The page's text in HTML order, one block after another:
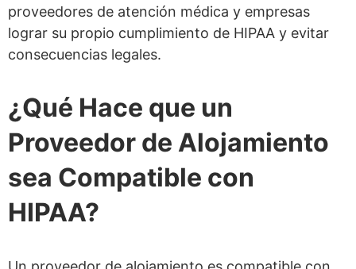
proveedores de atención médica y empresas
lograr su propio cumplimiento de HIPAA y evitar
consecuencias legales.
¿Qué Hace que un
Proveedor de Alojamiento
sea Compatible con
HIPAA?